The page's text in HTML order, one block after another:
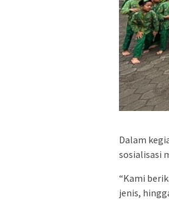
Dalam
sosialisasi
“Kami
jenis,